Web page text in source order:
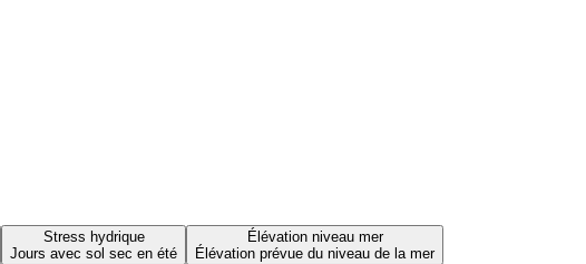
Stress hydrique
Jours avec sol sec en été
Élévation niveau mer
Élévation prévue du niveau de la mer